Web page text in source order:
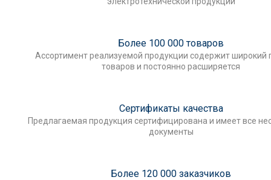
Более 100 000 товаров
Ассортимент реализуемой продукции содержит широкий
товаров и постоянно расширяется
Сертификаты качества
Предлагаемая продукция сертифицирована и имеет все
документы
Более 120 000 заказчиков